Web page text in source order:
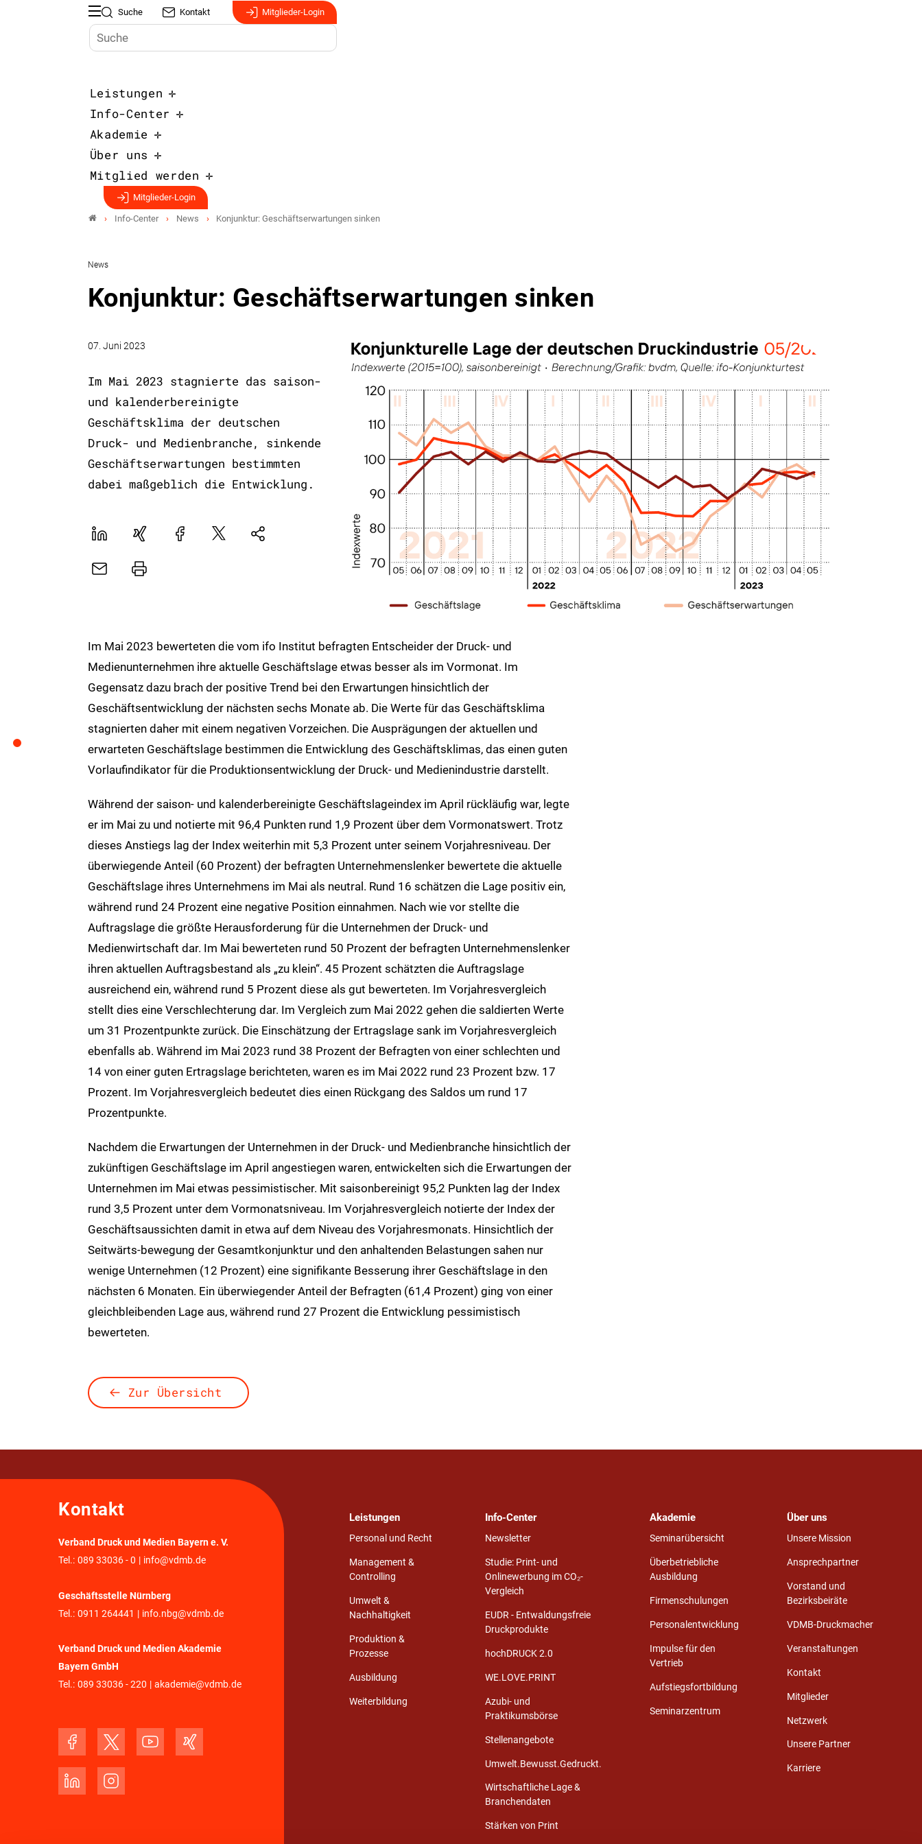
Suche Kontakt Mitglieder-Login
Leistungen
Info-Center
Akademie
Über uns
Mitglied werden
Mitglieder-Login
Info-Center News Konjunktur: Geschäftserwartungen sinken
News
Konjunktur: Geschäftserwartungen sinken
07. Juni 2023
Im Mai 2023 stagnierte das saison-
und kalenderbereinigte
Geschäftsklima der deutschen
Druck- und Medienbranche, sinkende
Geschäftserwartungen bestimmten
dabei maßgeblich die Entwicklung.
LinekdInXing FacebookPlattformNatives
E-
Drucker
Im Mai 2023 bewerteten die vom ifo Institut befragten Entscheider der Druck- und
Medienunternehmen ihre aktuelle Geschäftslage etwas besser als im Vormonat. Im
Gegensatz dazu brach der positive Trend bei den Erwartungen hinsichtlich der
Geschäftsentwicklung der nächsten sechs Monate ab. Die Werte für das Geschäftsklima
stagnierten daher mit einem negativen Vorzeichen. Die Ausprägungen der aktuellen und
erwarteten Geschäftslage bestimmen die Entwicklung des Geschäftsklimas, das einen guten
Vorlaufindikator für die Produktionsentwicklung der Druck- und Medienindustrie darstellt.
Während der saison- und kalenderbereinigte Geschäftslageindex im April rückläufig war, legte
er im Mai zu und notierte mit 96,4 Punkten rund 1,9 Prozent über dem Vormonatswert. Trotz
dieses Anstiegs lag der Index weiterhin mit 5,3 Prozent unter seinem Vorjahresniveau. Der
überwiegende Anteil (60 Prozent) der befragten Unternehmenslenker bewertete die aktuelle
Geschäftslage ihres Unternehmens im Mai als neutral. Rund 16 schätzen die Lage positiv ein,
während rund 24 Prozent eine negative Position einnahmen. Nach wie vor stellte die
Auftragslage die größte Herausforderung für die Unternehmen der Druck- und
Medienwirtschaft dar. Im Mai bewerteten rund 50 Prozent der befragten Unternehmenslenker
ihren aktuellen Auftragsbestand als „zu klein“. 45 Prozent schätzten die Auftragslage
ausreichend ein, während rund 5 Prozent diese als gut bewerteten. Im Vorjahresvergleich
stellt dies eine Verschlechterung dar. Im Vergleich zum Mai 2022 gehen die saldierten Werte
um 31 Prozentpunkte zurück. Die Einschätzung der Ertragslage sank im Vorjahresvergleich
ebenfalls ab. Während im Mai 2023 rund 38 Prozent der Befragten von einer schlechten und
14 von einer guten Ertragslage berichteten, waren es im Mai 2022 rund 23 Prozent bzw. 17
Prozent. Im Vorjahresvergleich bedeutet dies einen Rückgang des Saldos um rund 17
Prozentpunkte.
Nachdem die Erwartungen der Unternehmen in der Druck- und Medienbranche hinsichtlich der
zukünftigen Geschäftslage im April angestiegen waren, entwickelten sich die Erwartungen der
Unternehmen im Mai etwas pessimistischer. Mit saisonbereinigt 95,2 Punkten lag der Index
rund 3,5 Prozent unter dem Vormonatsniveau. Im Vorjahresvergleich notierte der Index der
Geschäftsaussichten damit in etwa auf dem Niveau des Vorjahresmonats. Hinsichtlich der
Seitwärts-bewegung der Gesamtkonjunktur und den anhaltenden Belastungen sahen nur
wenige Unternehmen (12 Prozent) eine signifikante Besserung ihrer Geschäftslage in den
nächsten 6 Monaten. Ein überwiegender Anteil der Befragten (61,4 Prozent) ging von einer
gleichbleibenden Lage aus, während rund 27 Prozent die Entwicklung pessimistisch
bewerteten.
Zur Übersicht
Kontakt
Verband Druck und Medien Bayern e. V.
Tel.: 089 33036 - 0 | info@vdmb.de
Geschäftsstelle Nürnberg
Tel.: 0911 264441 | info.nbg@vdmb.de
Verband Druck und Medien Akademie
Bayern GmbH
Tel.: 089 33036 - 220 | akademie@vdmb.de
Leistungen
Personal und Recht
Management &
Controlling
Umwelt &
Nachhaltigkeit
Produktion &
Prozesse
Ausbildung
Weiterbildung
Info-Center
Newsletter
Studie: Print- und
Onlinewerbung im CO₂-
Vergleich
EUDR - Entwaldungsfreie
Druckprodukte
hochDRUCK 2.0
WE.LOVE.PRINT
Azubi- und
Praktikumsbörse
Stellenangebote
Umwelt.Bewusst.Gedruckt.
Wirtschaftliche Lage &
Branchendaten
Stärken von Print
Akademie
Seminarübersicht
Überbetriebliche
Ausbildung
Firmenschulungen
Personalentwicklung
Impulse für den
Vertrieb
Aufstiegsfortbildung
Seminarzentrum
Über uns
Unsere Mission
Ansprechpartner
Vorstand und
Bezirksbeiräte
VDMB-Druckmacher
Veranstaltungen
Kontakt
Mitglieder
Netzwerk
Unsere Partner
Karriere